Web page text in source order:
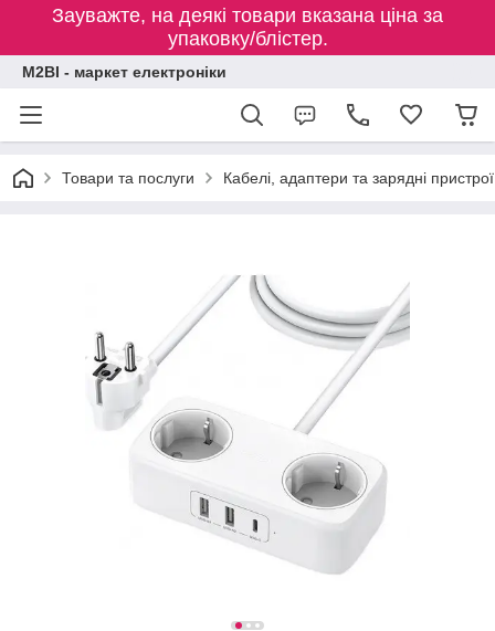
Зауважте, на деякі товари вказана ціна за
упаковку/блістер.
M2BI - маркет електроніки
Товари та послуги Кабелі, адаптери та зарядні пристрої